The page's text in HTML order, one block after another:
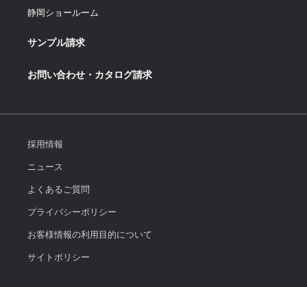
静岡ショールーム
サンプル請求
お問い合わせ・カタログ請求
採用情報
ニュース
よくあるご質問
プライバシーポリシー
お客様情報の利用目的について
サイトポリシー